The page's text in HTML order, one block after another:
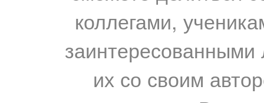
коллегами,
их со своим